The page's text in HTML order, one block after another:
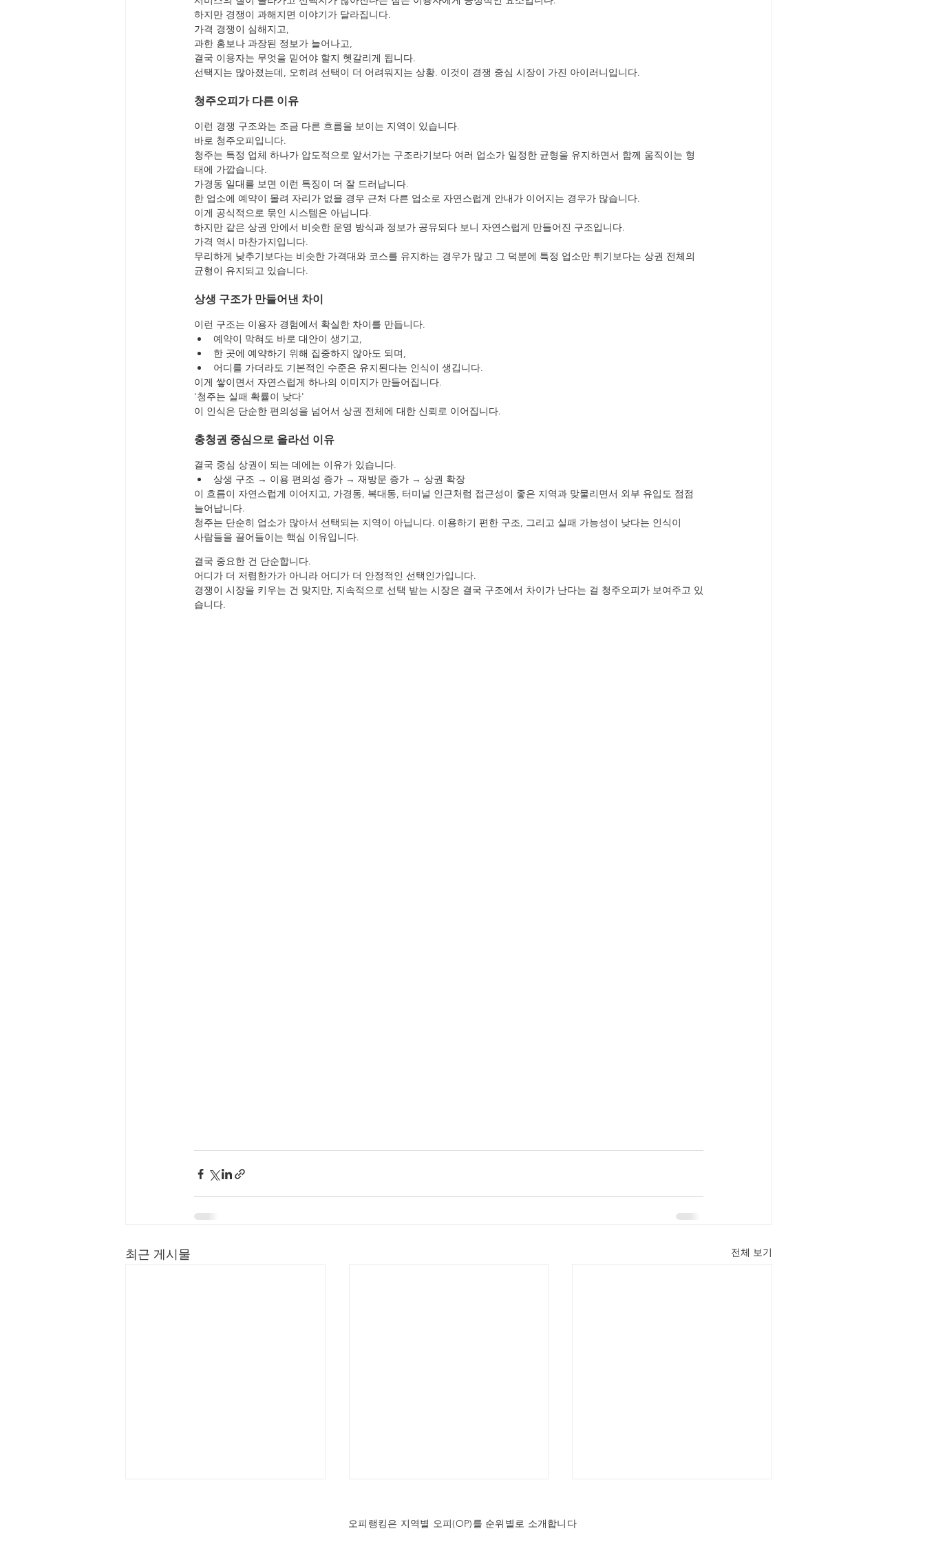
하지만 경쟁이 과해지면 이야기가 달라집니다.
가격 경쟁이 심해지고,
과한 홍보나 과장된 정보가 늘어나고,
결국 이용자는 무엇을 믿어야 할지 헷갈리게 됩니다.
선택지는 많아졌는데, 오히려 선택이 더 어려워지는 상황. 이것이 경쟁 중심 시장이 가진 아이러니입니다.
청주오피가 다른 이유
이런 경쟁 구조와는 조금 다른 흐름을 보이는 지역이 있습니다.
바로 청주오피입니다.
청주는 특정 업체 하나가 압도적으로 앞서가는 구조라기보다 여러 업소가 일정한 균형을 유지하면서 함께 움직이는 형
태에 가깝습니다.
가경동 일대를 보면 이런 특징이 더 잘 드러납니다.
한 업소에 예약이 몰려 자리가 없을 경우 근처 다른 업소로 자연스럽게 안내가 이어지는 경우가 많습니다.
이게 공식적으로 묶인 시스템은 아닙니다.
하지만 같은 상권 안에서 비슷한 운영 방식과 정보가 공유되다 보니 자연스럽게 만들어진 구조입니다.
가격 역시 마찬가지입니다.
무리하게 낮추기보다는 비슷한 가격대와 코스를 유지하는 경우가 많고 그 덕분에 특정 업소만 튀기보다는 상권 전체의
균형이 유지되고 있습니다.
상생 구조가 만들어낸 차이
이런 구조는 이용자 경험에서 확실한 차이를 만듭니다.
예약이 막혀도 바로 대안이 생기고,
한 곳에 예약하기 위해 집중하지 않아도 되며,
어디를 가더라도 기본적인 수준은 유지된다는 인식이 생깁니다.
이게 쌓이면서 자연스럽게 하나의 이미지가 만들어집니다.
'청주는 실패 확률이 낮다'
이 인식은 단순한 편의성을 넘어서 상권 전체에 대한 신뢰로 이어집니다.
충청권 중심으로 올라선 이유
결국 중심 상권이 되는 데에는 이유가 있습니다.
상생 구조 → 이용 편의성 증가 → 재방문 증가 → 상권 확장
이 흐름이 자연스럽게 이어지고, 가경동, 복대동, 터미널 인근처럼 접근성이 좋은 지역과 맞물리면서 외부 유입도 점점
늘어납니다.
청주는 단순히 업소가 많아서 선택되는 지역이 아닙니다. 이용하기 편한 구조, 그리고 실패 가능성이 낮다는 인식이
사람들을 끌어들이는 핵심 이유입니다.
결국 중요한 건 단순합니다.
어디가 더 저렴한가가 아니라 어디가 더 안정적인 선택인가입니다.
경쟁이 시장을 키우는 건 맞지만, 지속적으로 선택 받는 시장은 결국 구조에서 차이가 난다는 걸 청주오피가 보여주고 있
습니다.
최근 게시물 전체 보기
오피랭킹은 지역별 오피(OP)를 순위별로 소개합니다